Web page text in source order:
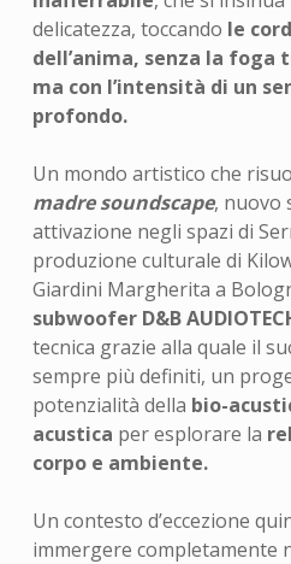
delicatezza, toccando le
dell’anima, senza la foga
ma con l’intensità di un
profondo.
Un mondo artistico che
madre soundscape, nuovo
attivazione negli spazi di
produzione culturale di
Giardini Margherita a
subwoofer D&B
tecnica grazie alla quale il
sempre più definiti, un
potenzialità della bio-
acustica per esplorare la
corpo e ambiente.
Un contesto d’eccezione
immergere completamente